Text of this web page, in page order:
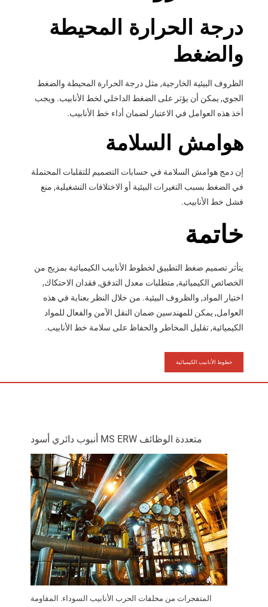
درجة الحرارة المحيطة
والضغط
الظروف البيئية الخارجية, مثل درجة الحرارة المحيطة والضغط
الجوي, يمكن أن يؤثر على الضغط الداخلي لخط الأنابيب. ويجب
أخذ هذه العوامل في الاعتبار لضمان أداء خط الأنابيب.
هوامش السلامة
إن دمج هوامش السلامة في حسابات التصميم للتقلبات المحتملة
في الضغط بسبب التغيرات البيئية أو الاختلافات التشغيلية, منع
فشل خط الأنابيب.
خاتمة
يتأثر تصميم ضغط التطبيق لخطوط الأنابيب الكيميائية بمزيج من
الخصائص الكيميائية, متطلبات معدل التدفق, فقدان الاحتكاك,
اختيار المواد, والظروف البيئية. من خلال النظر بعناية في هذه
العوامل, يمكن للمهندسين ضمان النقل الآمن والفعال للمواد
الكيميائية, تقليل المخاطر والحفاظ على سلامة خط الأنابيب.
خطوط الأنابيب الكيميائية
متعددة الوظائف MS ERW أنبوب دائري أسود
المتفجرات من مخلفات الحرب الأنابيب السوداء. المقاومة